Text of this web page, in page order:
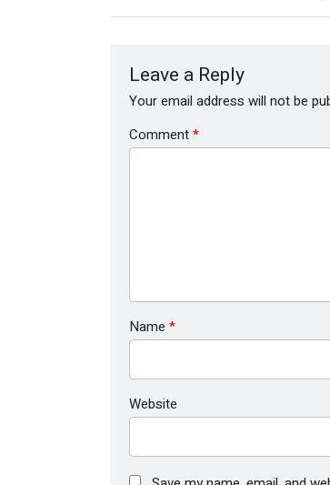
Leave a Reply
Your email address will not be
Comment*
Name *
Website